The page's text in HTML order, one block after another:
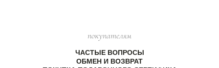
покупателям
ЧАСТЫЕ ВОПРОСЫ
ОБМЕН И ВОЗВРАТ